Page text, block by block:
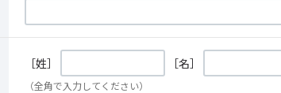
［姓］ ［名］
（全角で入力してください）